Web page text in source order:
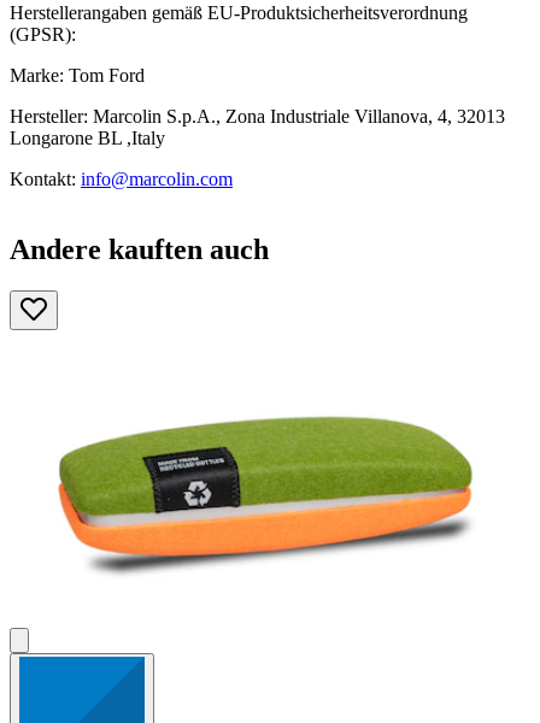
Herstellerangaben gemäß EU-Produktsicherheitsverordnung
(GPSR):
Marke: Tom Ford
Hersteller: Marcolin S.p.A., Zona Industriale Villanova, 4, 32013
Longarone BL ,Italy
Kontakt: info@marcolin.com
Andere kauften auch